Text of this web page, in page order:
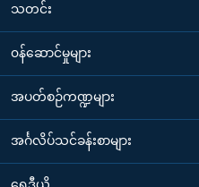
သတင်း
၀န်ဆောင်မှုများ
အပတ်စဉ်ကဏ္ဍများ
အင်္ဂလိပ်သင်ခန်းစာများ